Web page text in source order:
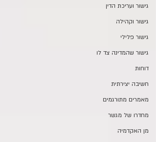
גישור ועריכת הדין
גישור וקהילה
גישור פלילי
גישור שהמדינה צד לו
דוחות
חשיבה יצירתית
מאמרים מתורגמים
מחדרו של מגשר
מן האקדמיה